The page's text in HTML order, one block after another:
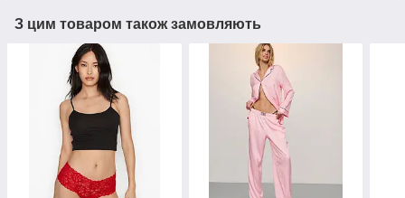
З цим товаром також замовляють